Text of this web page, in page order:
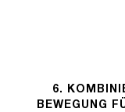
6.
BEWEGUNG